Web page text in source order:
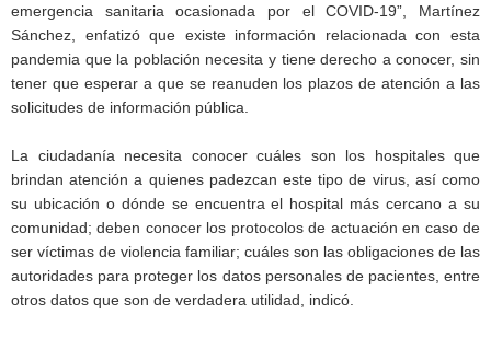
emergencia sanitaria ocasionada por el COVID-19”, Martínez
Sánchez, enfatizó que existe información relacionada con esta
pandemia que la población necesita y tiene derecho a conocer, sin
tener que esperar a que se reanuden los plazos de atención a las
solicitudes de información pública.
La ciudadanía necesita conocer cuáles son los hospitales que
brindan atención a quienes padezcan este tipo de virus, así como
su ubicación o dónde se encuentra el hospital más cercano a su
comunidad; deben conocer los protocolos de actuación en caso de
ser víctimas de violencia familiar; cuáles son las obligaciones de las
autoridades para proteger los datos personales de pacientes, entre
otros datos que son de verdadera utilidad, indicó.